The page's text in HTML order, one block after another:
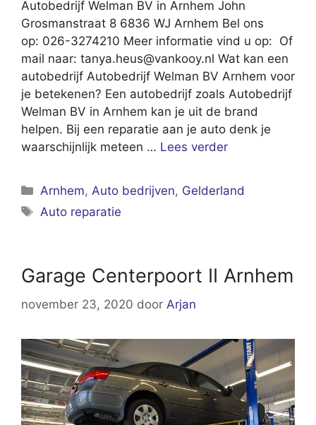
Autobedrijf Welman BV in Arnhem John
Grosmanstraat 8 6836 WJ Arnhem Bel ons
op: 026-3274210 Meer informatie vind u op: Of
mail naar: tanya.heus@vankooy.nl Wat kan een
autobedrijf Autobedrijf Welman BV Arnhem voor
je betekenen? Een autobedrijf zoals Autobedrijf
Welman BV in Arnhem kan je uit de brand
helpen. Bij een reparatie aan je auto denk je
waarschijnlijk meteen … Lees verder
Categorieën
Arnhem,Auto bedrijven, Gelderland
Tags
Auto reparatie
Garage Centerpoort II Arnhem
november 23, 2020 door Arjan